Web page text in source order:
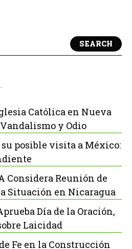
SEARCH
Católica en Nueva
y Odio
posible visita a México:
Considera Reunión de
Situación en Nicaragua
Día de la Oración,
Laicidad
Fe en la Construcción